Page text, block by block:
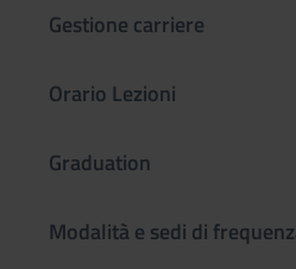
Gestione carriere
Orario Lezioni
Graduation
Modalità e sedi di